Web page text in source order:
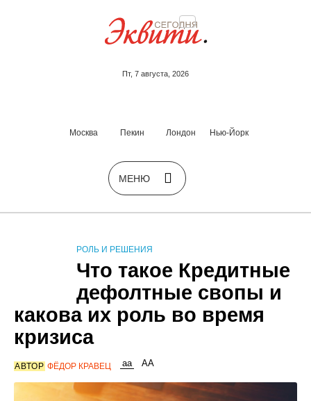
Пт, 7 августа, 2026
Москва Пекин Лондон Нью-Йорк
РОЛЬ И РЕШЕНИЯ
Что такое Кредитные
дефолтные свопы и
какова их роль во время
кризиса
АВТОР ФЁДОР КРАВЕЦ